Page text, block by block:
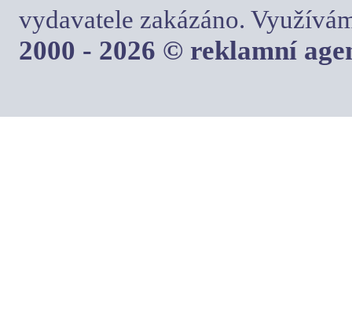
vydavatele zakázáno.
2000 - 2026 © reklamní